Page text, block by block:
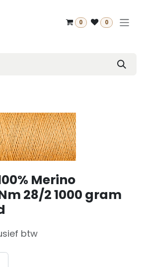
0 0
Merino
28/2 1000 gram
btw